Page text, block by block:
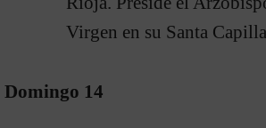
Virgen en su Santa
Domingo 14